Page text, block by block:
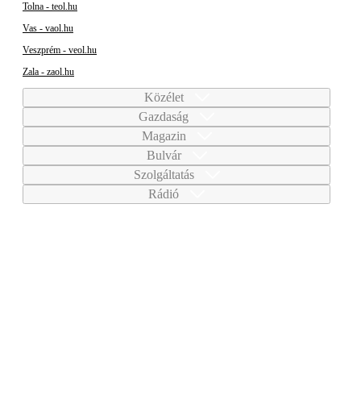
Tolna - teol.hu
Vas - vaol.hu
Veszprém - veol.hu
Zala - zaol.hu
Közélet
Gazdaság
Magazin
Bulvár
Szolgáltatás
Rádió